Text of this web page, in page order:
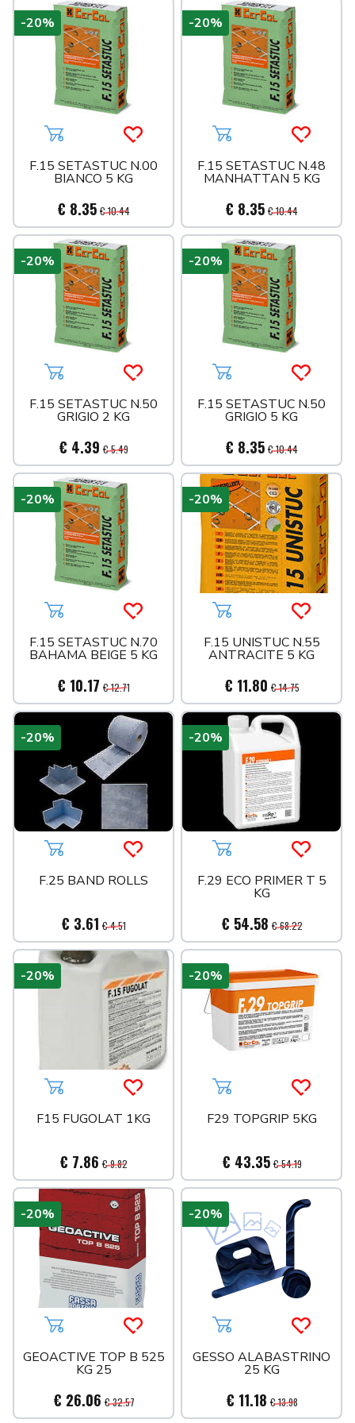
Aggiungi al carrelloAcquista più tardi
F.15 SETASTUC N.00
BIANCO 5 KG
€ 8.35 € 10.44
-20%
Aggiungi al carrello
F.15 SETASTUC N.48
MANHATTAN 5 KG
€ 8.35 € 10.44
-20%
Aggiungi al carrelloAcquista più tardi
F.15 SETASTUC N.50
GRIGIO 2 KG
€ 4.39 € 5.49
-20%
Aggiungi al carrello
F.15 SETASTUC N.50
GRIGIO 5 KG
€ 8.35 € 10.44
-20%
Aggiungi al carrelloAcquista più tardi
F.15 SETASTUC N.70
BAHAMA BEIGE 5 KG
€ 10.17 € 12.71
-20%
Aggiungi al carrello
F.15 UNISTUC N.55
ANTRACITE 5 KG
€ 11.80 € 14.75
-20%
Aggiungi al carrelloAcquista più tardi
F.25 BAND ROLLS
€ 3.61 € 4.51
-20%
Aggiungi al carrello
F.29 ECO PRIMER T 5
KG
€ 54.58 € 68.22
-20%
Aggiungi al carrelloAcquista più tardi
F15 FUGOLAT 1KG
€ 7.86 € 9.82
-20%
Aggiungi al carrello
F29 TOPGRIP 5KG
€ 43.35 € 54.19
-20%
Aggiungi al carrelloAcquista più tardi
GEOACTIVE TOP B 525
KG 25
€ 26.06 € 32.57
-20%
Aggiungi al carrello
GESSO ALABASTRINO
25 KG
€ 11.18 € 13.98
-20%